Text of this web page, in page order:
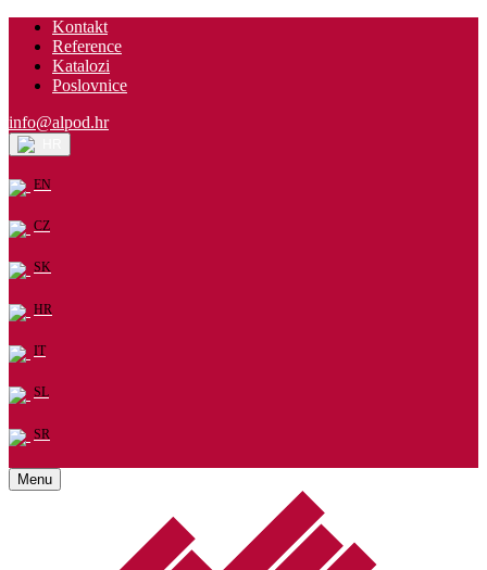
Kontakt
Reference
Katalozi
Poslovnice
info@alpod.hr
EN
CZ
SK
HR
IT
SL
SR
Menu